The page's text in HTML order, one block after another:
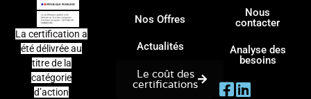
La certification a
été délivrée au
titre de la
catégorie
d’action
Nos Offres
Actualités
Le coût des
certifications
Nous
contacter
Analyse des
besoins